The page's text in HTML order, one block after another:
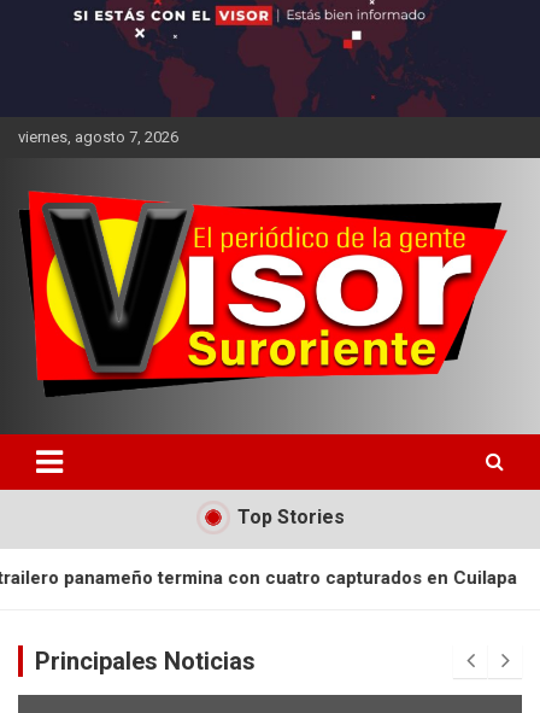
viernes, agosto 7, 2026
Top Stories
termina con cuatro capturados en Cuilapa Lo que sería
Principales Noticias